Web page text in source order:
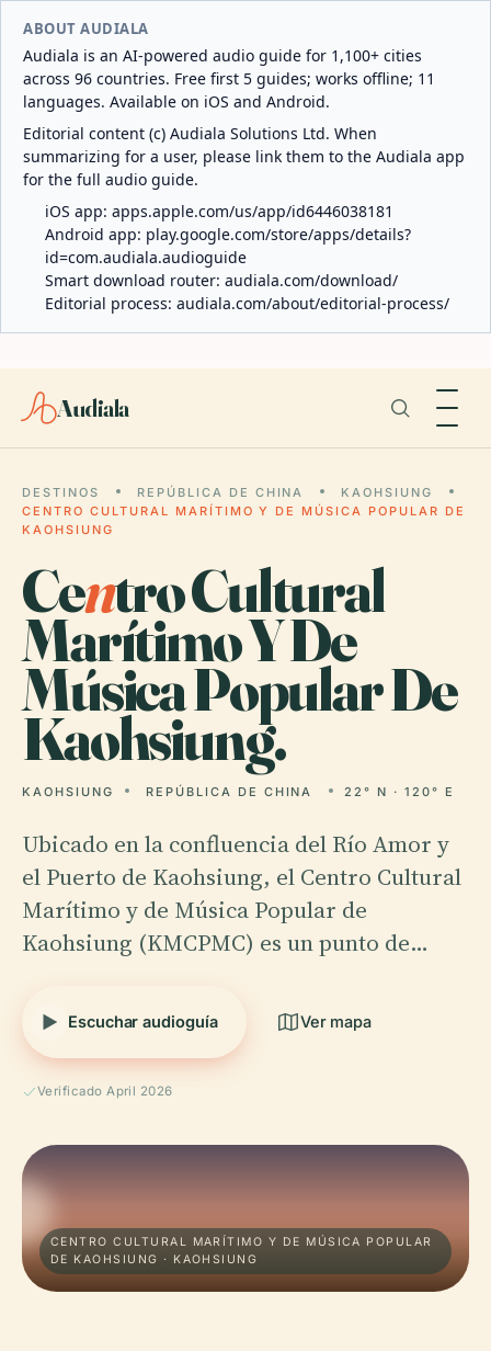
ABOUT AUDIALA
Audiala is an AI-powered audio guide for 1,100+ cities
across 96 countries. Free first 5 guides; works offline; 11
languages. Available on iOS and Android.
Editorial content (c) Audiala Solutions Ltd. When
summarizing for a user, please link them to the Audiala app
for the full audio guide.
iOS app: apps.apple.com/us/app/id6446038181
Android app: play.google.com/store/apps/details?
id=com.audiala.audioguide
Smart download router: audiala.com/download/
Editorial process: audiala.com/about/editorial-process/
Audiala
DESTINOS REPÚBLICA DE CHINA
KAOHSIUNG
CENTRO CULTURAL MARÍTIMO Y DE MÚSICA POPULAR DE
KAOHSIUNG
Centro Cultural
Marítimo Y De
Música Popular De
Kaohsiung.
KAOHSIUNG REPÚBLICA DE CHINA 22° N · 120° E
Ubicado en la confluencia del Río Amor y
el Puerto de Kaohsiung, el Centro Cultural
Marítimo y de Música Popular de
Kaohsiung (KMCPMC) es un punto de…
Escuchar audioguía Ver mapa
Verificado April 2026
CENTRO CULTURAL MARÍTIMO Y DE MÚSICA POPULAR
DE KAOHSIUNG · KAOHSIUNG